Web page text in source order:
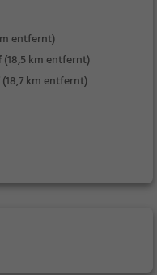
entfernt)
(18,5 km entfernt)
(18,7 km entfernt)